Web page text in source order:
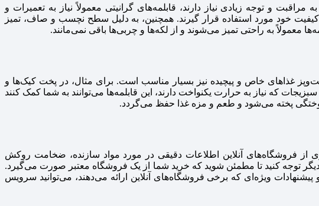
و توجه زیادی نیاز دارند، قابلمه‌های گرانیتی معمولاً نیاز به تعمیرات و
خود مورد استفاده قرار گیرند. همچنین، به دلیل سطح نچسب و صاف، تمیز
معمولاً به راحتی تمیز می‌شوند و از لکه‌ها و چربی‌ها باقی نمی‌مانند.
غذاهای خاص و پیچیده نیز بسیار مناسب است. برای مثال، در پخت کیک‌ها و
که نیاز به حرارت یکنواخت دارند، این قابلمه‌ها می‌توانند به شما کمک کنند
سوختگی پخته می‌شود و طعم و مزه غذا حفظ می‌گردد.
فروشگاه‌های آنلاین اطلاعات دقیقی در مورد مواد سازنده، ضخامت روکش
دیگر توجه کنید تا مطمئن شوید که خرید شما از یک فروشگاه معتبر صورت می‌گیرد.
ویژه‌ای که برخی فروشگاه‌های آنلاین ارائه می‌دهند، می‌توانید سرویس